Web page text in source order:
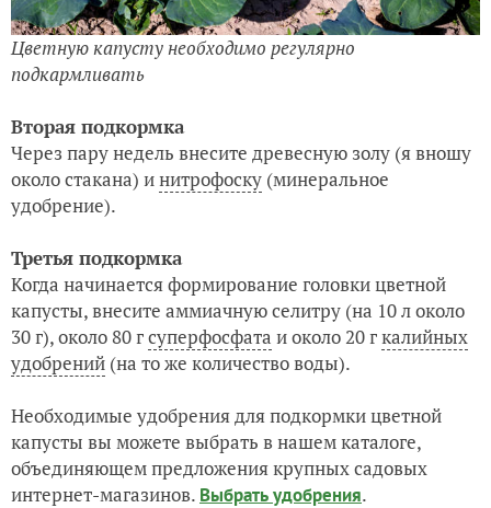
Цветную капусту необходимо регулярно
подкармливать
Вторая подкормка
Через пару недель внесите древесную золу (я вношу
около стакана) инитрофоску (минеральное
удобрение).
Третья подкормка
Когда начинается формирование головки цветной
капусты, внесите аммиачную селитру (на 10 л около
30 г), около 80 гсуперфосфата и около 20 гкалийных
удобрений (на то же количество воды).
Необходимые удобрения для подкормки цветной
капусты вы можете выбрать в нашем каталоге,
объединяющем предложения крупных садовых
интернет-магазинов. Выбрать удобрения.